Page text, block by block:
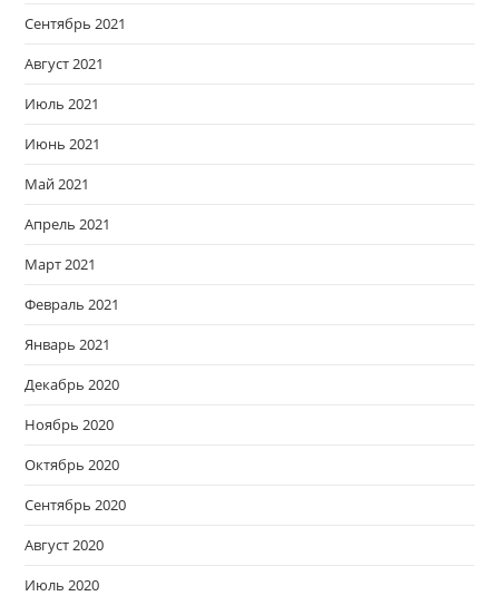
Сентябрь 2021
Август 2021
Июль 2021
Июнь 2021
Май 2021
Апрель 2021
Март 2021
Февраль 2021
Январь 2021
Декабрь 2020
Ноябрь 2020
Октябрь 2020
Сентябрь 2020
Август 2020
Июль 2020